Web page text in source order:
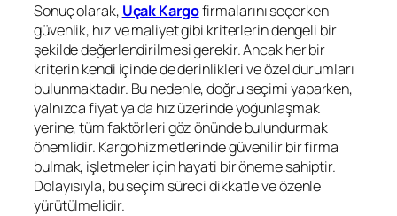
Sonuç olarak, Uçak Kargofirmalarını seçerken
güvenlik, hız ve maliyet gibi kriterlerin dengeli bir
şekilde değerlendirilmesi gerekir. Ancak her bir
kriterin kendi içinde de derinlikleri ve özel durumları
bulunmaktadır. Bu nedenle, doğru seçimi yaparken,
yalnızca fiyat ya da hız üzerinde yoğunlaşmak
yerine, tüm faktörleri göz önünde bulundurmak
önemlidir. Kargo hizmetlerinde güvenilir bir firma
bulmak, işletmeler için hayati bir öneme sahiptir.
Dolayısıyla, bu seçim süreci dikkatle ve özenle
yürütülmelidir.